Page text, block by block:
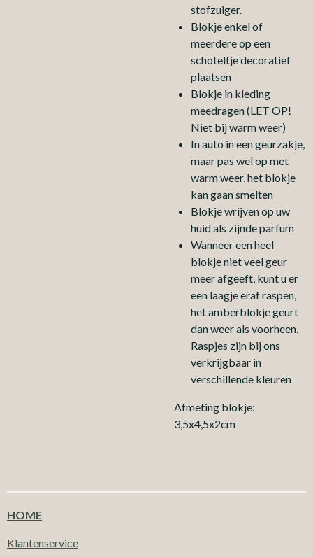
stofzuiger.
Blokje enkel of
meerdere op een
schoteltje decoratief
plaatsen
Blokje in kleding
meedragen (LET OP!
Niet bij warm weer)
In auto in een geurzakje,
maar pas wel op met
warm weer, het blokje
kan gaan smelten
Blokje wrijven op uw
huid als zijnde parfum
Wanneer een heel
blokje niet veel geur
meer afgeeft, kunt u er
een laagje eraf raspen,
het amberblokje geurt
dan weer als voorheen.
Raspjes zijn bij ons
verkrijgbaar in
verschillende kleuren
Afmeting blokje:
3,5x4,5x2cm
HOME
Klantenservice